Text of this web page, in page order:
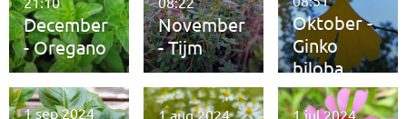
December
- Oregano
November
- Tijm
Oktober -
Ginko
biloba
1 sep 2024
1 aug 2024
1 jul 2024